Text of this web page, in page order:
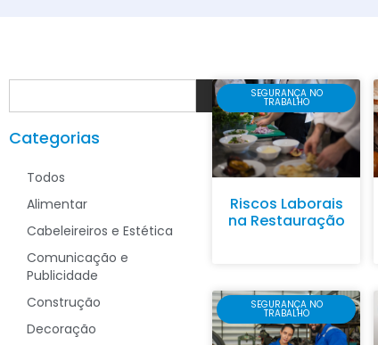
Categorias
Todos
Alimentar
Cabeleireiros e Estética
Comunicação e
Publicidade
Construção
Decoração
SEGURANÇA NO
TRABALHO
Riscos Laborais
na Restauração
SEGURANÇA NO
TRABALHO